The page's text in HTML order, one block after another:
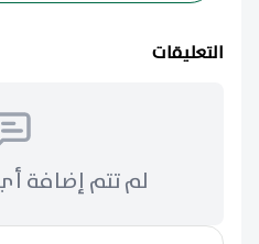
التعليقات
لم تتم إضافة